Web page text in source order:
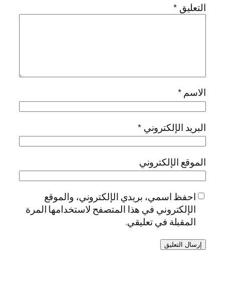
التعليق *
الاسم*
البريد الإلكتروني *
الموقع الإلكتروني
احفظ اسمي، بريدي الإلكتروني، والموقع
الإلكتروني في هذا المتصفح لاستخدامها المرة
المقبلة في تعليقي.